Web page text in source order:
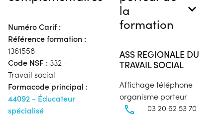
Numéro Carif :
Référence formation :
1361558
Code NSF : 332 -
Travail social
Formacode principal :
44092 - Éducateur
spécialisé
la
formation
ASS REGIONALE DU
TRAVAIL SOCIAL
Affichage téléphone
organisme porteur
03 20 62 53 70